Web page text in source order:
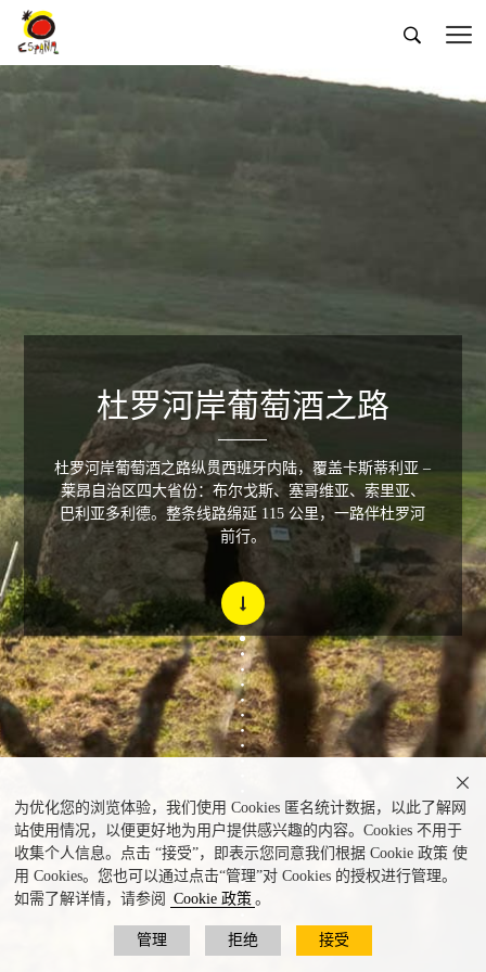
 
为优化您的浏览体验，我们使用 Cookies 匿名统计数据，以此了解网
站使用情况，以便更好地为用户提供感兴趣的内容。Cookies 不用于
收集个人信息。点击 “接受”，即表示您同意我们根据 Cookie 政策 使
用 Cookies。您也可以通过点击“管理”对 Cookies 的授权进行管理。
如需了解详情，请参阅
Cookie 政策 。
管理 拒绝 接受

杜罗河岸葡萄酒之路
杜罗河岸葡萄酒之路纵贯西班牙内陆，覆盖卡斯蒂利亚 –
莱昂自治区四大省份：布尔戈斯、塞哥维亚、索里亚、
巴利亚多利德。整条线路绵延 115 公里，一路伴杜罗河
前行。